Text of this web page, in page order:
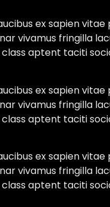
ex sapien
vivamus fringilla
aptent taciti
ex sapien
vivamus fringilla
aptent taciti
ex sapien
vivamus fringilla
aptent taciti